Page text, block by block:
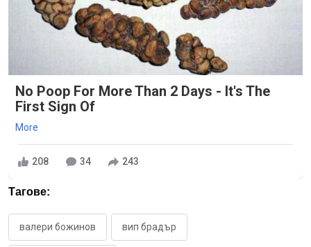
No Poop For More Than 2 Days - It's The
First Sign Of
More
208 34 243
Тагове:
валери божинов вип брадър